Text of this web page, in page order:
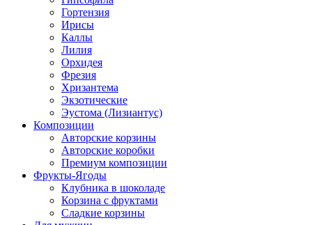
Гортензия
Ирисы
Каллы
Лилия
Орхидея
Фрезия
Хризантема
Экзотические
Эустома (Лизиантус)
Композиции
Авторские корзины
Авторские коробки
Премиум композиции
Фрукты-Ягоды
Клубника в шоколаде
Корзина с фруктами
Сладкие корзины